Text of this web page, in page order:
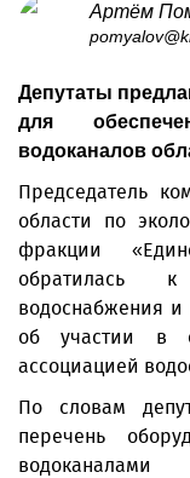
Артём
Депутаты
для
водоканалов
Председатель
области по
фракции
обратилась к
водоснабжения и
об участии в
ассоциацией
По словам
перечень